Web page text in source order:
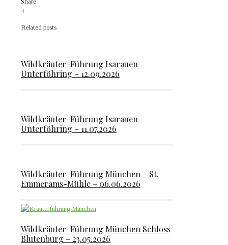
4
Related posts
Wildkräuter-Führung Isarauen
Unterföhring – 12.09.2026
Wildkräuter-Führung Isarauen
Unterföhring – 11.07.2026
Wildkräuter-Führung München – St.
Emmerams-Mühle – 06.06.2026
Wildkräuter-Führung München Schloss
Blutenburg – 23.05.2026